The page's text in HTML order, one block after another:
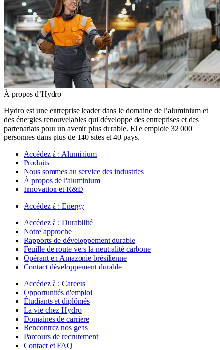
À propos d’Hydro
Hydro est une entreprise leader dans le domaine de l’aluminium et
des énergies renouvelables qui développe des entreprises et des
partenariats pour un avenir plus durable. Elle emploie 32 000
personnes dans plus de 140 sites et 40 pays.
Accédez à : Aluminium
Produits
Nous sommes au service des industries
À propos de l'aluminium
Innovation et R&D
Accédez à : Energy
Accédez à : Durabilité
Notre approche
Rapports de développement durable
Feuille de route vers la neutralité carbone
Opérant en Amazonie brésilienne
Contact développement durable
Accédez à : Careers
Opportunités d'emploi
Étudiants et diplômés
La vie chez Hydro
Domaines de carrière
Rencontrez nos gens
Parcours de recrutement
Contact et FAQ